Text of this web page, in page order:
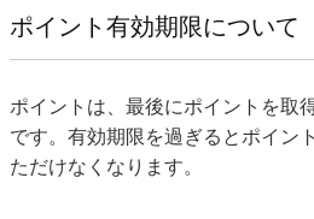
ポイント有効期限について
ポイントは、最後にポイントを取
です。有効期限を過ぎるとポイン
ただけなくなります。